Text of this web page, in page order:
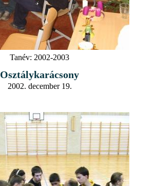
Tanév: 2002-2003
Osztálykarácsony
2002. december 19.